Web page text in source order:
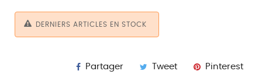
DERNIERS ARTICLES EN STOCK
Partager Tweet Pinterest